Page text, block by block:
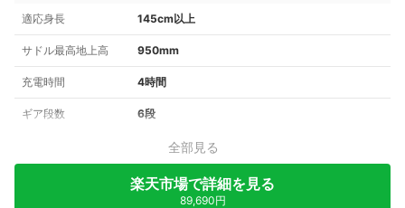
適応身長 145cm以上
サドル最高地上高 950mm
充電時間 4時間
ギア段数 6段
全部見る
楽天市場で詳細を見る
89,690円